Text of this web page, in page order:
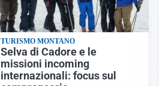
TURISMO MONTANO
Selva di Cadore e le
missioni incoming
internazionali: focus sul